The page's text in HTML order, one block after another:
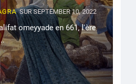
SUR SEPTEMBER 10, 2022
omeyyade en 661, l'ère